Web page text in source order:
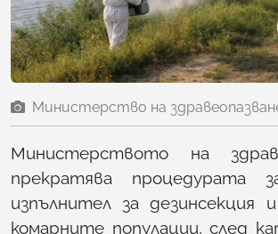
Министерство на
Министерството на
прекратява процедурата
изпълнител за дезинсекция
комарните популации, след